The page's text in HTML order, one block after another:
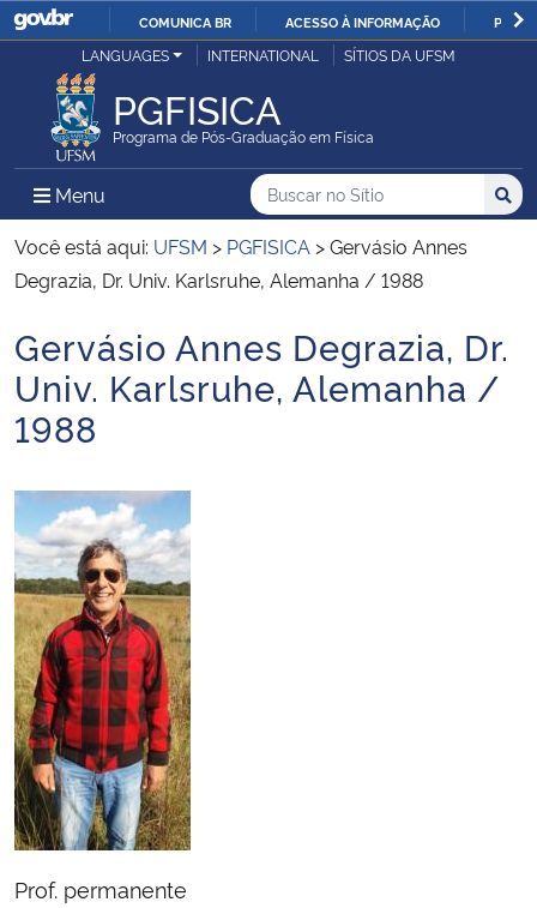
IR
O
COMUNICA BR ACESSO À INFORMAÇÃO
Ministério da Justiça e Segurança Pública
Ministério da Defesa
Ministério das Relações Exteriores
Ministério da Infraestrutura
Ministério da Agricultura, Pecuária e Abastecimento
Ministério da Educação
Ministério da Cidadania
Ministério da Saúde
Ministério de Minas e Energia
Ministério da Ciência, Tecnologia, Inovações e Comunicações
Ministério do Meio Ambiente
LANGUAGES INTERNATIONAL SÍTIOS DA UFSM
PGFISICA
Programa de Pós-Graduação em Física
Menu Menu Principal do Sítio
Busca
Buscar no no Sítio
Busca:
Você está aqui: UFSM > PGFISICA >Gervásio Annes
Degrazia, Dr. Univ. Karlsruhe, Alemanha / 1988
Início do conteúdo
Gervásio Annes Degrazia, Dr.
Univ. Karlsruhe, Alemanha /
1988
Prof. permanente